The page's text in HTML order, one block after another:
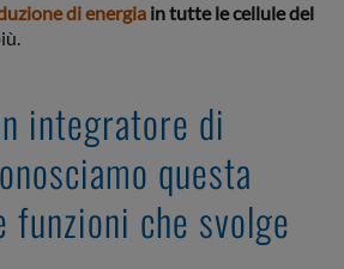
di energia in tutte le cellule del
integratore di
questa
funzioni che svolge